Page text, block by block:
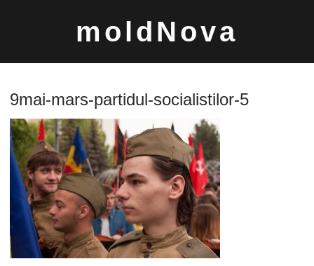
moldNova
Caută
după:
9mai-mars-partidul-socialistilor-5